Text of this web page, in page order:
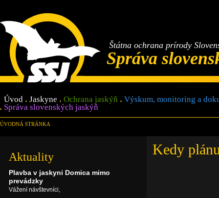
Štátna ochrana prírody
Správa
Úvod Jaskyne Ochrana jaskýň
Výskum, monitoring a
Správa slovenských jaskýň
ÚVODNÁ STRÁNKA
Kedy
Aktuality
Plavba v jaskyni Domica mimo
prevádzky
Vážení návštevníci,